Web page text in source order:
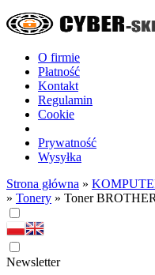
O firmie
Płatność
Kontakt
Regulamin
Cookie
Prywatność
Wysyłka
Strona główna »
» Tonery » Toner
Newsletter